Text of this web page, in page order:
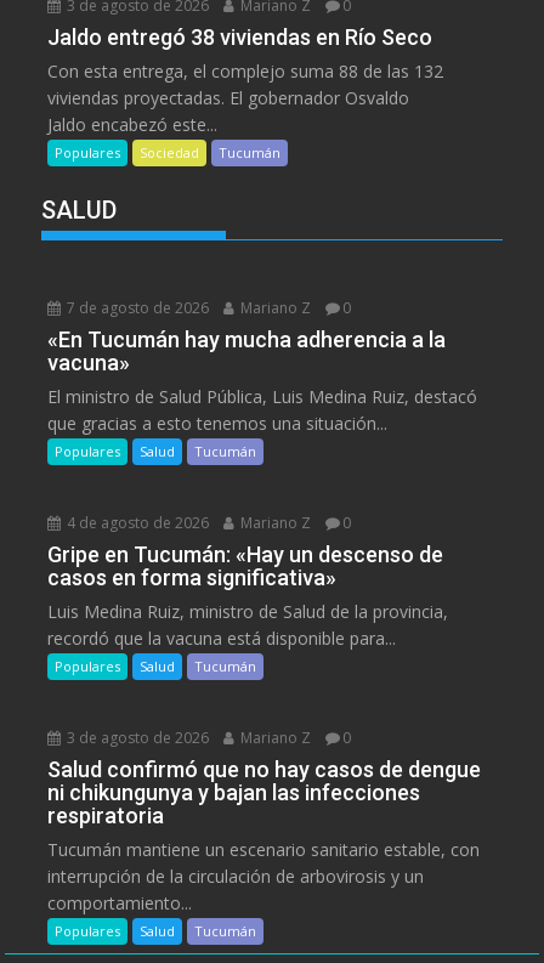
3 de agosto de 2026 Mariano Z 0
Jaldo entregó 38 viviendas en Río Seco
Con esta entrega, el complejo suma 88 de las 132
viviendas proyectadas. El gobernador Osvaldo
Jaldo encabezó este...
Populares Sociedad Tucumán
SALUD
7 de agosto de 2026 Mariano Z 0
«En Tucumán hay mucha adherencia a la
vacuna»
El ministro de Salud Pública, Luis Medina Ruiz, destacó
que gracias a esto tenemos una situación...
Populares Salud Tucumán
4 de agosto de 2026 Mariano Z 0
Gripe en Tucumán: «Hay un descenso de
casos en forma significativa»
Luis Medina Ruiz, ministro de Salud de la provincia,
recordó que la vacuna está disponible para...
Populares Salud Tucumán
3 de agosto de 2026 Mariano Z 0
Salud confirmó que no hay casos de dengue
ni chikungunya y bajan las infecciones
respiratoria
Tucumán mantiene un escenario sanitario estable, con
interrupción de la circulación de arbovirosis y un
comportamiento...
Populares Salud Tucumán